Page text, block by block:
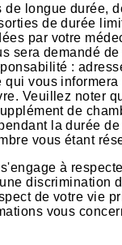
de longue durée,
de durée
par votre
sera demandé
:
qui vous informera
Veuillez noter
de
la durée
vous étant
à
discrimination
de votre vie
vous